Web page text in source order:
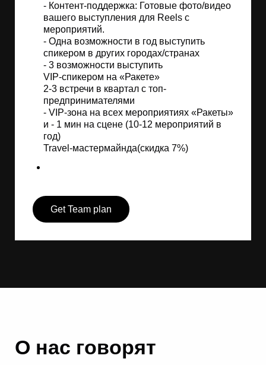
- Контент-поддержка: Готовые фото/видео
вашего выступления для Reels с
мероприятий.
- Одна возможности в год выступить
спикером в других городах/странах
- 3 возможности выступить
VIP-спикером на «Ракете»
2-3 встречи в квартал с топ-
предпринимателями
- VIP-зона на всех мероприятиях «Ракеты»
и - 1 мин на сцене (10-12 мероприятий в
год)
Travel-мастермайнда(скидка 7%)
Get Team plan
О нас говорят